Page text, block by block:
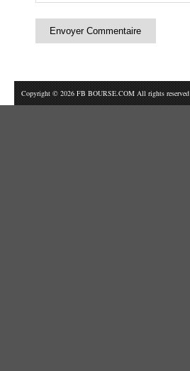
Copyright © 2026 FB BOURSE.COM All rights reserved